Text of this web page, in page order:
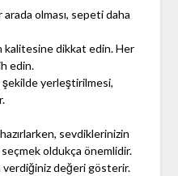
arada olması, sepeti daha
kalitesine dikkat edin. Her
edin.
yerleştirilmesi,
sevdiklerinizin
oldukça önemlidir.
verdiğiniz değeri gösterir.